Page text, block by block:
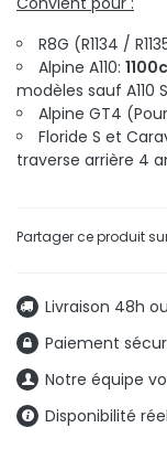
R8G (R1134 /
Alpine A110:
modèles sauf A110
Alpine GT4
Floride S et
traverse arrière 4
Livraison 48h
Paiement
Notre équipe
Disponibilité